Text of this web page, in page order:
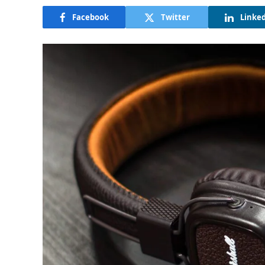
Facebook Twitter